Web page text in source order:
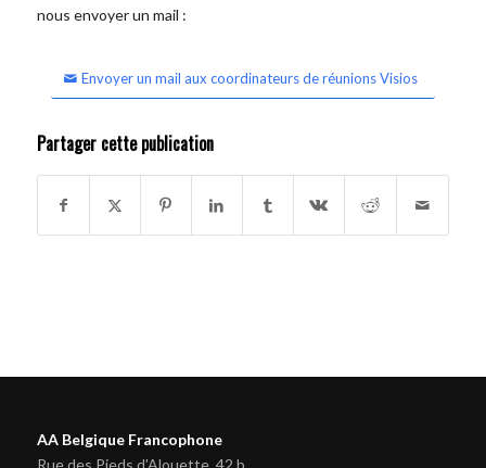
nous envoyer un mail :
Envoyer un mail aux coordinateurs de réunions Visios
Partager cette publication
AA Belgique Francophone
Rue des Pieds d'Alouette, 42 b